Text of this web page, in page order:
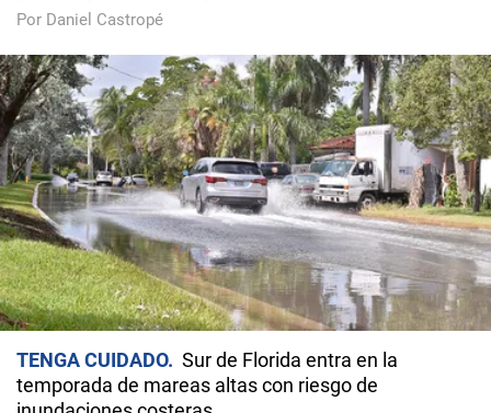
Por Daniel Castropé
TENGA CUIDADO
Sur de Florida entra en la
temporada de mareas altas con riesgo de